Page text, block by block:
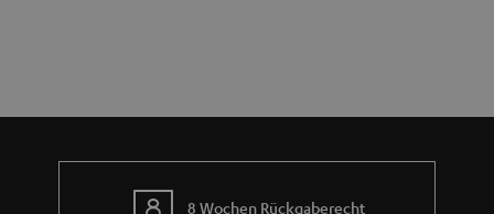
m
8 Wochen Rückgaberecht